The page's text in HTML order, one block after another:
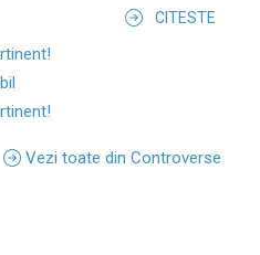
CITESTE
Vezi toate din Controverse